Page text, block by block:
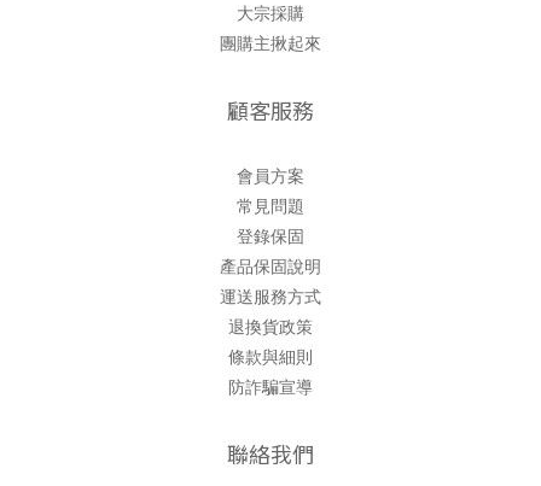
大宗採購
團購主揪起來
顧客服務
會員方案
常見問題
登錄保固
產品保固說明
運送服務方式
退換貨政策
條款與細則
防詐騙宣導
聯絡我們